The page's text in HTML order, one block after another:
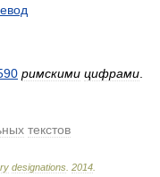
римскими цифрами
текстов
designations 2014